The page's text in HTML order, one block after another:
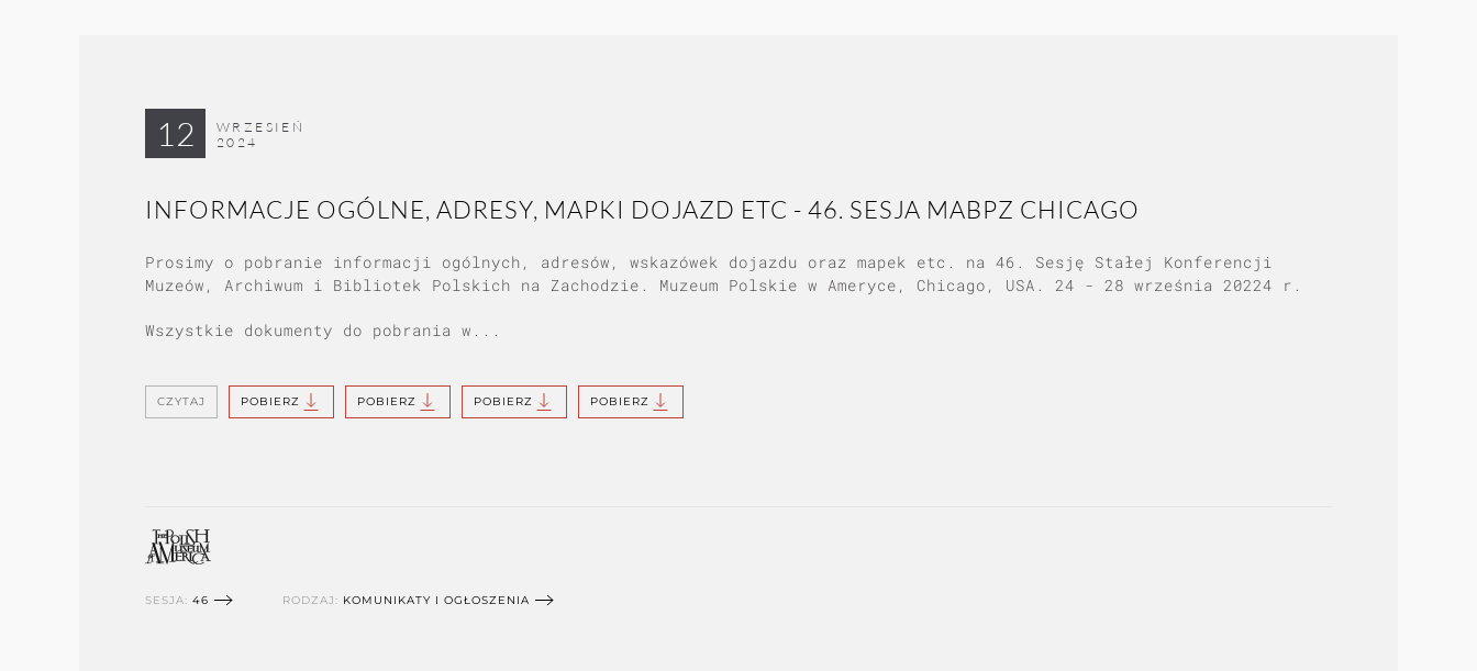
12
WRZESIEŃ
2024
INFORMACJE OGÓLNE, ADRESY, MAPKI DOJAZD ETC - 46. SESJA MABPZ CHICAGO
Prosimy o pobranie informacji ogólnych, adresów, wskazówek dojazdu oraz mapek etc. na 46. Sesję Stałej Konferencji
Muzeów, Archiwum i Bibliotek Polskich na Zachodzie. Muzeum Polskie w Ameryce, Chicago, USA. 24 - 28 września 20224 r.
Wszystkie dokumenty do pobrania w...
CZYTAJ POBIERZ POBIERZ POBIERZ POBIERZ
SESJA: 46 RODZAJ: KOMUNIKATY I OGŁOSZENIA